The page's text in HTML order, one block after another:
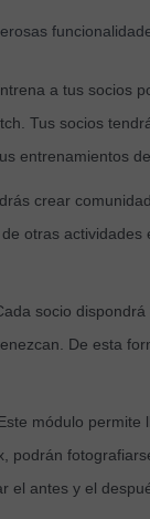
a tus socios
Tus socios
entrenamientos
crear
otras
socio
De esta
módulo permite
podrán
el antes y el